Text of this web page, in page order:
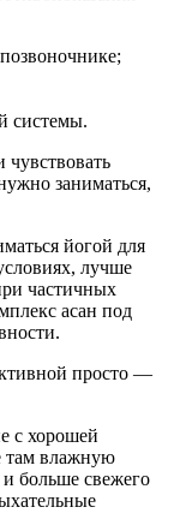
системы.
заниматься,
йогой для
лучше
частичных
асан под
просто —
с хорошей
там влажную
больше свежего